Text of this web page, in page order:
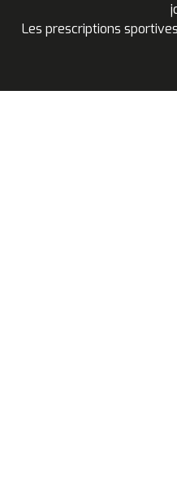
Les prescriptions